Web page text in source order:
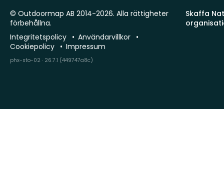
Skaffa
© Outdoormap AB 2014-2026. Alla rättigheter
förbehållna.
Integritetspolicy
Användarvillkor
Cookiepolicy
Impressum
phx-sto-02 · 26.7.1 (449747a8c)